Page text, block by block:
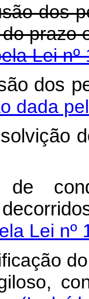
dos
prazo
Lei nº
dos
dada
Lei nº